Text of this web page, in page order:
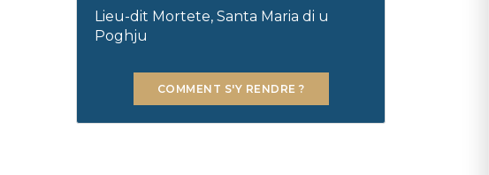
Lieu-dit Mortete, Santa Maria di u
Poghju
COMMENT S'Y RENDRE ?